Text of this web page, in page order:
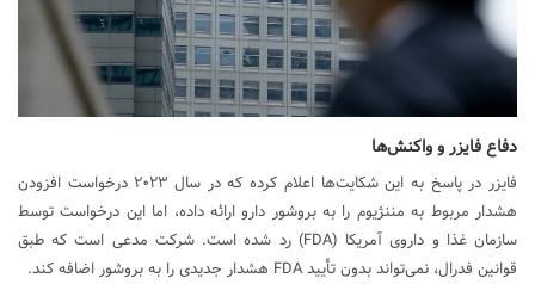
دفاع فایزر و واکنش‌ها
فایزر در پاسخ به این شکایت‌ها اعلام کرده که در سال ۲۰۲۳ درخواست افزودن
هشدار مربوط به مننژیوم را به بروشور دارو ارائه داده، اما این درخواست توسط
سازمان غذا و داروی آمریکا (FDA) رد شده است. شرکت مدعی است که طبق
قوانین فدرال، نمی‌تواند بدون تأیید FDA هشدار جدیدی را به بروشور اضافه کند.